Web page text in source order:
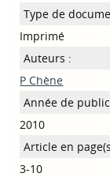
Type de
Imprimé
Auteurs :
P Chène
Année de
2010
Article en
3-10